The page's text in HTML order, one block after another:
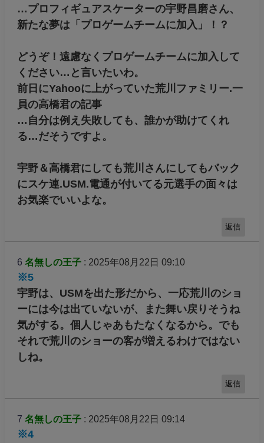
…プロフィギュアスケーターの宇野昌磨さん、
新たな夢は「プロゲームチームに加入」！？
どうぞ！遠慮なくプロゲームチームに加入して
ください…と言いたいわ。
前日にYahooに上がっていた荒川ファミリー.一
員の高橋君の記事
…自分は例え失敗しても、誰かが助けてくれ
る…だそうですよ。
宇野＆高橋君にしても荒川さんにしてもバック
にスケ連.USM.電通が付いてる元選手の面々は
お気楽でいいよな。
返信
6 名無しの王子: 2025年08月22日 09:10
※5
宇野は、USMを出た形だから、一応荒川のショ
ーには今は出ていないが、また舞い戻りそうね
気がする。個人じゃあもたなくなるから。でも
それで荒川のショーの客が増えるわけではない
しね。
返信
7 名無しの王子: 2025年08月22日 09:14
※4